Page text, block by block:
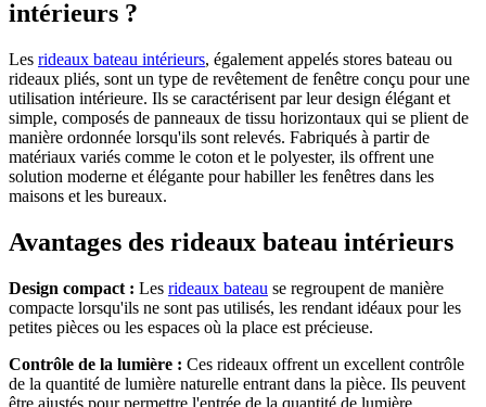
intérieurs ?
Les rideaux bateau intérieurs, également appelés stores bateau ou
rideaux pliés, sont un type de revêtement de fenêtre conçu pour une
utilisation intérieure. Ils se caractérisent par leur design élégant et
simple, composés de panneaux de tissu horizontaux qui se plient de
manière ordonnée lorsqu'ils sont relevés. Fabriqués à partir de
matériaux variés comme le coton et le polyester, ils offrent une
solution moderne et élégante pour habiller les fenêtres dans les
maisons et les bureaux.
Avantages des rideaux bateau intérieurs
Design compact : Les rideaux bateau se regroupent de manière
compacte lorsqu'ils ne sont pas utilisés, les rendant idéaux pour les
petites pièces ou les espaces où la place est précieuse.
Contrôle de la lumière : Ces rideaux offrent un excellent contrôle
de la quantité de lumière naturelle entrant dans la pièce. Ils peuvent
être ajustés pour permettre l'entrée de la quantité de lumière